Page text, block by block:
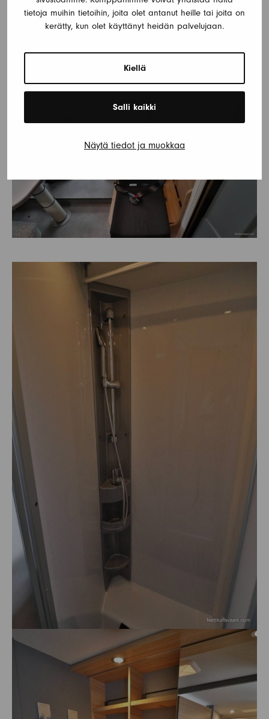
tietoja muihin tietoihin, joita olet antanut heille tai joita on
kerätty, kun olet käyttänyt heidän palvelujaan.
Kiellä
Salli kaikki
Näytä tiedot ja muokkaa